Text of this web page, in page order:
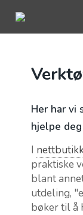
OM OAC
BLI
RESSURSER
NETTBUTIKK
KONTAKT
Her har vi
hjelpe
I
praktiske
blant
utdeling,
bøker til å